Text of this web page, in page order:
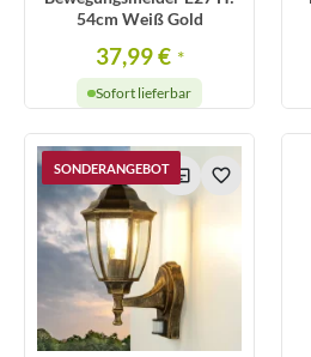
54cm Weiß Gold
37,99 € *
Sofort lieferbar
SONDERANGEBOT